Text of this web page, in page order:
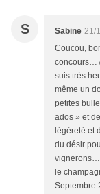
S Sabine 21/
Coucou,
concours…
suis très
même un
petites
ados » et
légèreté et
du désir
vignerons…
le
Septembre